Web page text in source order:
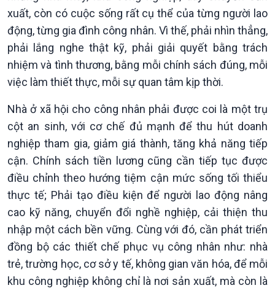
Văn hoá & Du lịch
Tin Văn hoá & Du lịch
Chát với người nổi tiếng
Câu chuyện Thể thao
Multimedia
Ảnh
Video
Infographic
E-Magazine
xuất, còn có cuộc sống rất cụ thể của từng người lao
động, từng gia đình công nhân. Vì thế, phải nhìn thẳng,
phải lắng nghe thật kỹ, phải giải quyết bằng trách
nhiệm và tình thương, bằng mỗi chính sách đúng, mỗi
việc làm thiết thực, mỗi sự quan tâm kịp thời.
Nhà ở xã hội cho công nhân phải được coi là một trụ
cột an sinh, với cơ chế đủ mạnh để thu hút doanh
nghiệp tham gia, giảm giá thành, tăng khả năng tiếp
cận. Chính sách tiền lương cũng cần tiếp tục được
điều chỉnh theo hướng tiệm cận mức sống tối thiểu
thực tế; Phải tạo điều kiện để người lao động nâng
cao kỹ năng, chuyển đổi nghề nghiệp, cải thiện thu
nhập một cách bền vững. Cùng với đó, cần phát triển
đồng bộ các thiết chế phục vụ công nhân như: nhà
trẻ, trường học, cơ sở y tế, không gian văn hóa, để mỗi
khu công nghiệp không chỉ là nơi sản xuất, mà còn là